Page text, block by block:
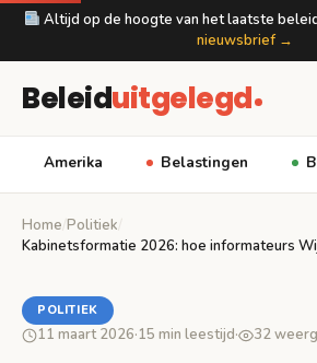
Altijd op de hoogte van het laatste
nieuwsbrief →
Beleiduitgelegd
Amerika Belastingen
Home Politiek
Kabinetsformatie 2026: hoe informateurs
POLITIEK
11 maart 2026·15 min leestijd· 32